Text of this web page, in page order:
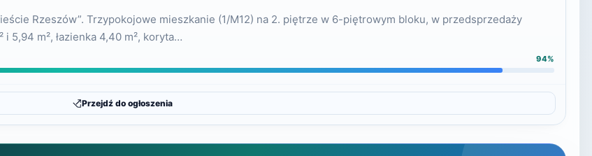
Rzeszów”. Trzypokojowe mieszkanie (1/M12) na 2. piętrze w 6-piętrowym bloku, w przedsprzedaży
5,94 m², łazienka 4,40 m², koryta…
94%
Przejdź do ogłoszenia